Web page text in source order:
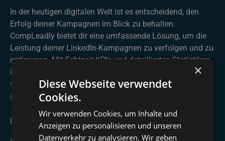
In der heutigen digitalen Welt ist es entscheidend, den
Erfolg deiner Kampagnen im Blick zu behalten.
CompLeadly bietet dir eine umfassende Lösung, um die
Leistung deiner LinkedIn-Kampagnen zu verfolgen und zu
optimieren. Mit Echtzeit-KPIs und detaillierten Statistiken
kannst du deine Strategie kontinuierlich anpassen und
verbessern. Auf einen Blick siehst du, wie viele Anfragen
generiert wurden und wie die Antwortquote ist.
Expertenunterstützung
×
Diese Webseite verwendet
Cookies.
Wir verwenden Cookies, um Inhalte und
Anzeigen zu personalisieren und unseren
Datenverkehr zu analysieren. Wir geben